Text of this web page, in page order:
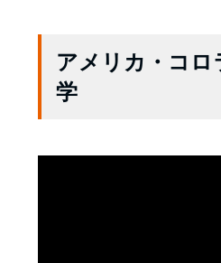
アメリカ・コロ
学